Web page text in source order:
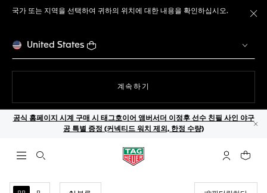
국가 또는 지역을 선택하여 귀하의 위치에 대한 내용을 확인하십시오.
United States
웹사이트에서
계속하기
공식 홈페이지 시계 구매 시 태그호이어 앰버서더 이정후 선수 친필 사인 야구
공 특별 증정 (커넥티드 워치 제외, 한정 수량)
검색 열기 마이 태그호
귀하